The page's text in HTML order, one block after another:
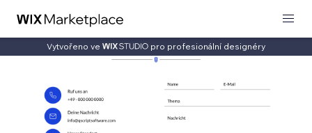
Vytvořeno ve pro profesionální designéry